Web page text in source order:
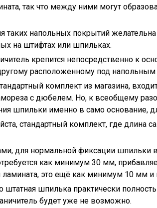
так что между ними могут
таких напольных покрытий желательна
на штифтах или шпильках.
крепится непосредственно к
расположенному под
комплект из магазина,
с дюбелем. Но, к всеобщему
шпильки именно в само основание,
стандартный комплект, где длина
для нормальной фиксации шпильки
как минимум 30 мм,
ламината, это ещё как минимум 10 мм
штатная шпилька практически
будет уже не возможно.